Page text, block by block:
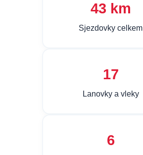
43 km
Sjezdovky celkem
17
Lanovky a vleky
6